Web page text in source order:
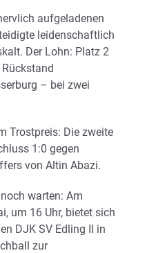
aufgeladenen
leidenschaftlich
Der Lohn: Platz 2
– bei zwei
Trostpreis: Die zweite
1:0 gegen
von Altin Abazi.
warten: Am
um 16 Uhr, bietet sich
DJK SV Edling II in
zur